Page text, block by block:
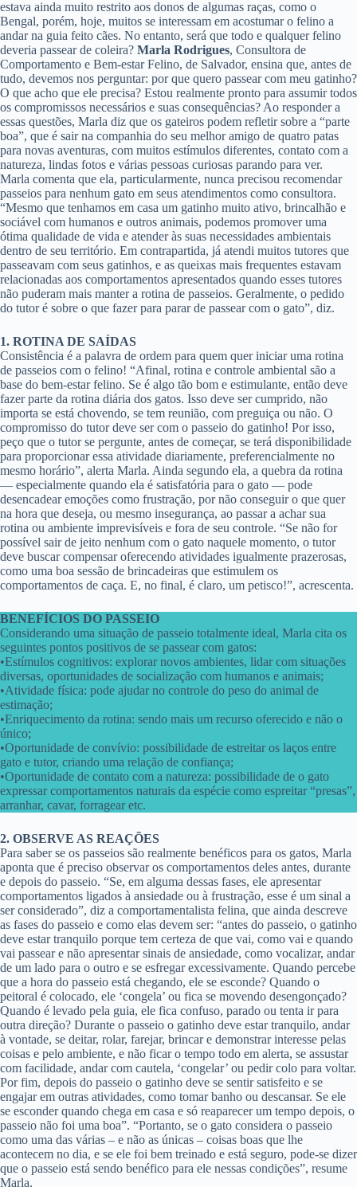
estava ainda muito restrito aos donos de algumas raças, como o
Bengal, porém, hoje, muitos se interessam em acostumar o felino a
andar na guia feito cães. No entanto, será que todo e qualquer felino
deveria passear de coleira? Marla Rodrigues, Consultora de
Comportamento e Bem-estar Felino, de Salvador, ensina que, antes de
tudo, devemos nos perguntar: por que quero passear com meu gatinho?
O que acho que ele precisa? Estou realmente pronto para assumir todos
os compromissos necessários e suas consequências? Ao responder a
essas questões, Marla diz que os gateiros podem refletir sobre a “parte
boa”, que é sair na companhia do seu melhor amigo de quatro patas
para novas aventuras, com muitos estímulos diferentes, contato com a
natureza, lindas fotos e várias pessoas curiosas parando para ver.
Marla comenta que ela, particularmente, nunca precisou recomendar
passeios para nenhum gato em seus atendimentos como consultora.
“Mesmo que tenhamos em casa um gatinho muito ativo, brincalhão e
sociável com humanos e outros animais, podemos promover uma
ótima qualidade de vida e atender às suas necessidades ambientais
dentro de seu território. Em contrapartida, já atendi muitos tutores que
passeavam com seus gatinhos, e as queixas mais frequentes estavam
relacionadas aos comportamentos apresentados quando esses tutores
não puderam mais manter a rotina de passeios. Geralmente, o pedido
do tutor é sobre o que fazer para parar de passear com o gato”, diz.
1. ROTINA DE SAÍDAS
Consistência é a palavra de ordem para quem quer iniciar uma rotina
de passeios com o felino! “Afinal, rotina e controle ambiental são a
base do bem-estar felino. Se é algo tão bom e estimulante, então deve
fazer parte da rotina diária dos gatos. Isso deve ser cumprido, não
importa se está chovendo, se tem reunião, com preguiça ou não. O
compromisso do tutor deve ser com o passeio do gatinho! Por isso,
peço que o tutor se pergunte, antes de começar, se terá disponibilidade
para proporcionar essa atividade diariamente, preferencialmente no
mesmo horário”, alerta Marla. Ainda segundo ela, a quebra da rotina
— especialmente quando ela é satisfatória para o gato — pode
desencadear emoções como frustração, por não conseguir o que quer
na hora que deseja, ou mesmo insegurança, ao passar a achar sua
rotina ou ambiente imprevisíveis e fora de seu controle. “Se não for
possível sair de jeito nenhum com o gato naquele momento, o tutor
deve buscar compensar oferecendo atividades igualmente prazerosas,
como uma boa sessão de brincadeiras que estimulem os
comportamentos de caça. E, no final, é claro, um petisco!”, acrescenta.
BENEFÍCIOS DO PASSEIO
Considerando uma situação de passeio totalmente ideal, Marla cita os
seguintes pontos positivos de se passear com gatos:
•Estímulos cognitivos: explorar novos ambientes, lidar com situações
diversas, oportunidades de socialização com humanos e animais;
•Atividade física: pode ajudar no controle do peso do animal de
estimação;
•Enriquecimento da rotina: sendo mais um recurso oferecido e não o
único;
•Oportunidade de convívio: possibilidade de estreitar os laços entre
gato e tutor, criando uma relação de confiança;
•Oportunidade de contato com a natureza: possibilidade de o gato
expressar comportamentos naturais da espécie como espreitar “presas”,
arranhar, cavar, forragear etc.
2. OBSERVE AS REAÇÕES
Para saber se os passeios são realmente benéficos para os gatos, Marla
aponta que é preciso observar os comportamentos deles antes, durante
e depois do passeio. “Se, em alguma dessas fases, ele apresentar
comportamentos ligados à ansiedade ou à frustração, esse é um sinal a
ser considerado”, diz a comportamentalista felina, que ainda descreve
as fases do passeio e como elas devem ser: “antes do passeio, o gatinho
deve estar tranquilo porque tem certeza de que vai, como vai e quando
vai passear e não apresentar sinais de ansiedade, como vocalizar, andar
de um lado para o outro e se esfregar excessivamente. Quando percebe
que a hora do passeio está chegando, ele se esconde? Quando o
peitoral é colocado, ele ‘congela’ ou fica se movendo desengonçado?
Quando é levado pela guia, ele fica confuso, parado ou tenta ir para
outra direção? Durante o passeio o gatinho deve estar tranquilo, andar
à vontade, se deitar, rolar, farejar, brincar e demonstrar interesse pelas
coisas e pelo ambiente, e não ficar o tempo todo em alerta, se assustar
com facilidade, andar com cautela, ‘congelar’ ou pedir colo para voltar.
Por fim, depois do passeio o gatinho deve se sentir satisfeito e se
engajar em outras atividades, como tomar banho ou descansar. Se ele
se esconder quando chega em casa e só reaparecer um tempo depois, o
passeio não foi uma boa”. “Portanto, se o gato considera o passeio
como uma das várias – e não as únicas – coisas boas que lhe
acontecem no dia, e se ele foi bem treinado e está seguro, pode-se dizer
que o passeio está sendo benéfico para ele nessas condições”, resume
Marla.